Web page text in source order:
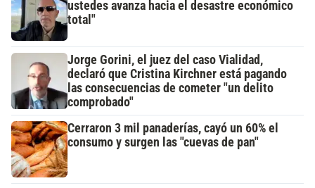
ustedes avanza hacia el desastre económico
total"
Jorge Gorini, el juez del caso Vialidad,
declaró que Cristina Kirchner está pagando
las consecuencias de cometer "un delito
comprobado"
Cerraron 3 mil panaderías, cayó un 60% el
consumo y surgen las "cuevas de pan"